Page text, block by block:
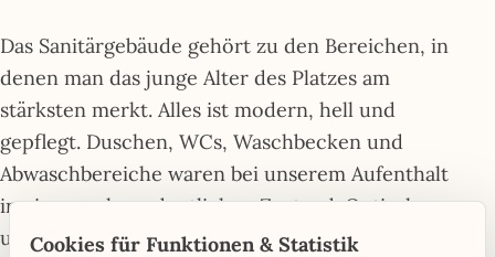
Cookies für Funktionen & Statistik
Das Sanitärgebäude gehört zu den Bereichen, in
denen man das junge Alter des Platzes am
stärksten merkt. Alles ist modern, hell und
gepflegt. Duschen, WCs, Waschbecken und
Abwaschbereiche waren bei unserem Aufenthalt
in einem sehr ordentlichen Zustand. Optisch
und funktional wirkt das Ganze hochwertig und